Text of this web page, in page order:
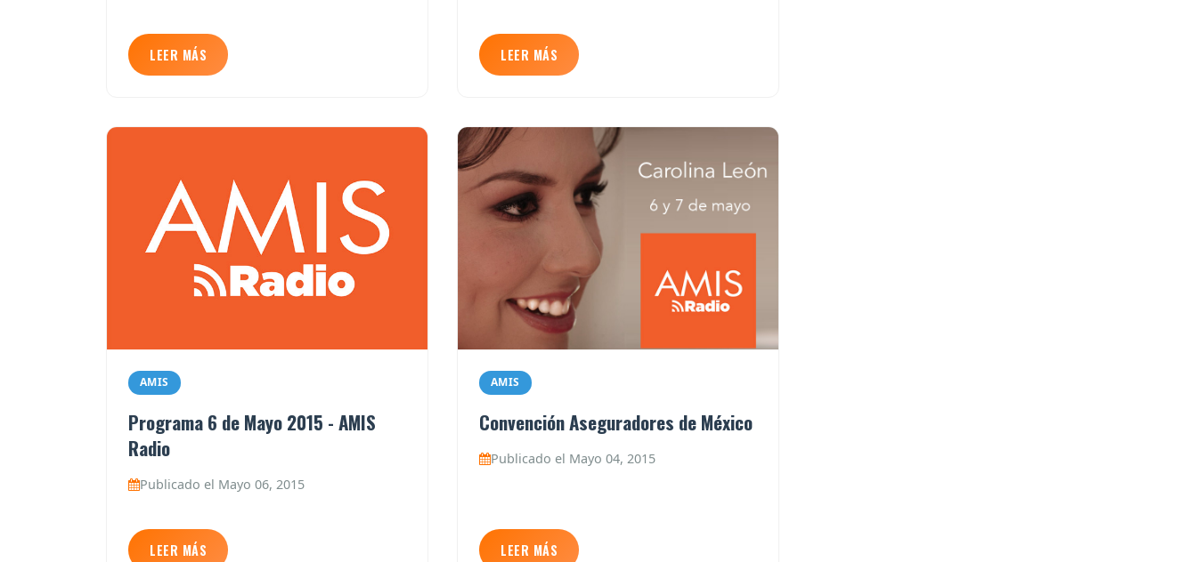
LEER MÁS LEER MÁS
AMIS
Programa 6 de Mayo 2015 - AMIS
Radio
Publicado el Mayo 06, 2015
LEER MÁS
AMIS
Convención Aseguradores de México
Publicado el Mayo 04, 2015
LEER MÁS